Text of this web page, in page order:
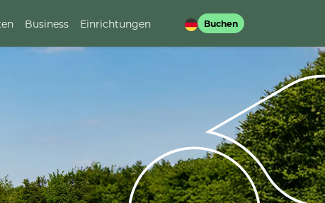
Business Einrichtungen Buchen